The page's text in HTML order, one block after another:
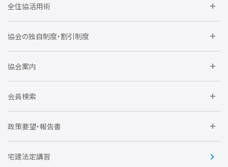
全住協活用術
委員会に参加しよう
要望活動に参加しよう
協会の独自制度・割引制度
住宅瑕疵担保責任保険割引制度
全住協NET
不動産後見アドバイザー資格講習
会
全住協ビジネスショップ
協会案内
運営組織
トライアル会員制度
会員検索
企業会員
賛助会員
政策要望・報告書
住宅・土地税制改正要望
宅建法定講習